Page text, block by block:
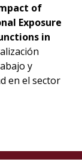
Blog
of
Exposure
in
y
en el sector